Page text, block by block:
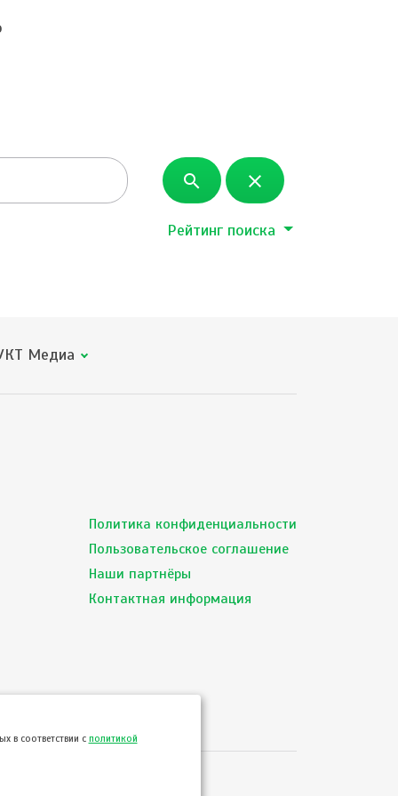
search close
Рейтинг поиска
Медиа
Политика конфиденциальности
Пользовательское соглашение
Наши партнёры
Контактная информация
в соответствии с политикой